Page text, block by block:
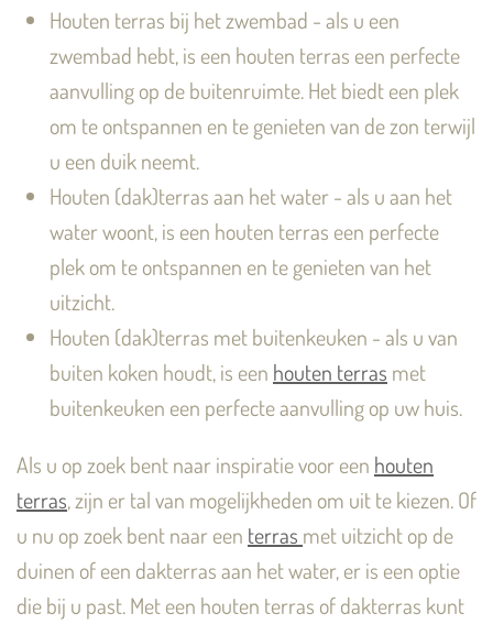
Houten terras bij het zwembad - als u een
zwembad hebt, is een houten terras een perfecte
aanvulling op de buitenruimte. Het biedt een plek
om te ontspannen en te genieten van de zon terwijl
u een duik neemt.
Houten (dak)terras aan het water - als u aan het
water woont, is een houten terras een perfecte
plek om te ontspannen en te genieten van het
uitzicht.
Houten (dak)terras met buitenkeuken - als u van
buiten koken houdt, is een houten terras met
buitenkeuken een perfecte aanvulling op uw huis.
Als u op zoek bent naar inspiratie voor een houten
terras, zijn er tal van mogelijkheden om uit te kiezen. Of
u nu op zoek bent naar een terras met uitzicht op de
duinen of een dakterras aan het water, er is een optie
die bij u past. Met een houten terras of dakterras kunt